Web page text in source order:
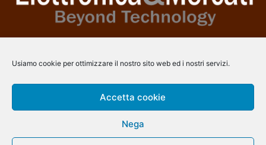
Usiamo cookie per ottimizzare il nostro sito web ed i nostri servizi.
Accetta cookie
Nega
una copertura a 360° che coinvolge tecnologie, prodotti, mercati e
info@arscommunication.it
SEGUICI